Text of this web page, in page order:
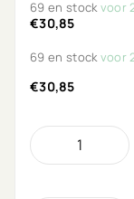
69 en stockvoor
€30,85
69 en stockvoor
€30,85